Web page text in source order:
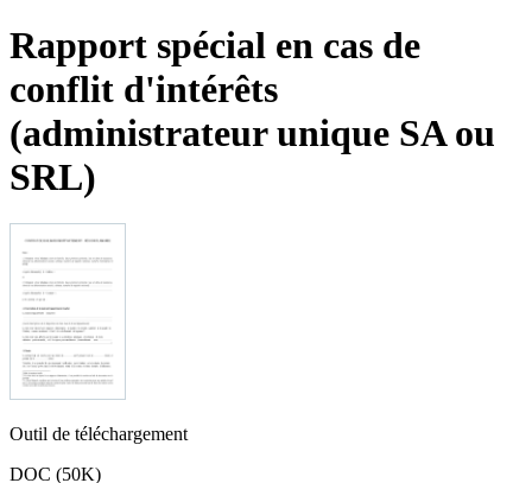
Rapport spécial en cas de
conflit d'intérêts
(administrateur unique SA ou
SRL)
Outil de téléchargement
DOC (50K)